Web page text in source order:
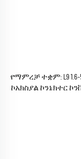
የማምረቻ ተቋም: L9 1.6-
ኮአክስያል ኮንኔክተር